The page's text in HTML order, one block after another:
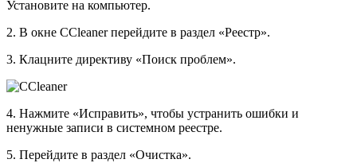
Установите на компьютер.
2. В окне CCleaner перейдите в раздел «Реестр».
3. Клацните директиву «Поиск проблем».
4. Нажмите «Исправить», чтобы устранить ошибки и
ненужные записи в системном реестре.
5. Перейдите в раздел «Очистка».